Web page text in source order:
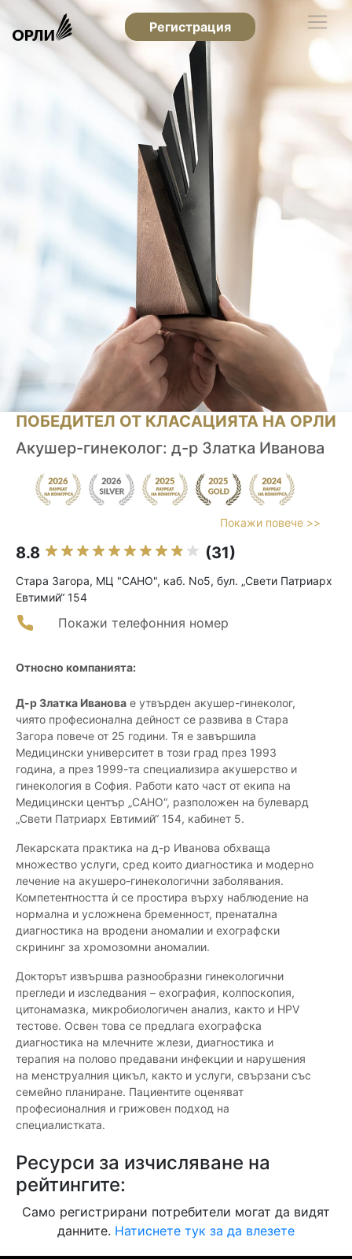
Регистрация
ПОБЕДИТЕЛ ОТ КЛАСАЦИЯТА НА ОРЛИ
Акушер-гинеколог: д-р Златка Иванова
Покажи повече >>
8.8 (31)
Стара Загора, МЦ "САНО", каб. No5, бул. „Свети Патриарх
Евтимий“ 154
Покажи телефонния номер
Относно компанията:
Д-р Златка Иванова е утвърден акушер-гинеколог,
чиято професионална дейност се развива в Стара
Загора повече от 25 години. Тя е завършила
Медицински университет в този град през 1993
година, а през 1999-та специализира акушерство и
гинекология в София. Работи като част от екипа на
Медицински център „САНО“, разположен на булевард
„Свети Патриарх Евтимий“ 154, кабинет 5.
Лекарската практика на д-р Иванова обхваща
множество услуги, сред които диагностика и модерно
лечение на акушеро-гинекологични заболявания.
Компетентността ѝ се простира върху наблюдение на
нормална и усложнена бременност, пренатална
диагностика на вродени аномалии и ехографски
скрининг за хромозомни аномалии.
Докторът извършва разнообразни гинекологични
прегледи и изследвания – ехография, колпоскопия,
цитонамазка, микробиологичен анализ, както и HPV
тестове. Освен това се предлага ехографска
диагностика на млечните жлези, диагностика и
терапия на полово предавани инфекции и нарушения
на менструалния цикъл, както и услуги, свързани със
семейно планиране. Пациентите оценяват
професионалния и грижовен подход на
специалистката.
Ресурси за изчисляване на
рейтингите:
Само регистрирани потребители могат да видят
данните. Натиснете тук за да влезете